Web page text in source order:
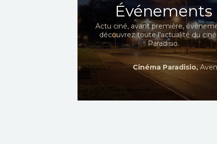
Événements
Actu ciné, avant première,
découvrez toute l'actualité du
Paradisio.
Cinéma Paradisio,